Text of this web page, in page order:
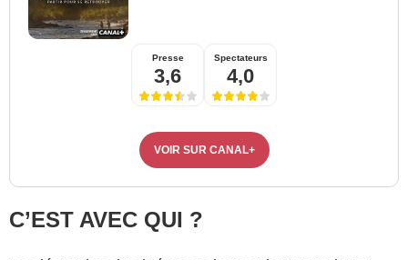
Presse
3,6
Spectateurs
4,0
VOIR SUR CANAL+
C’EST AVEC QUI ?